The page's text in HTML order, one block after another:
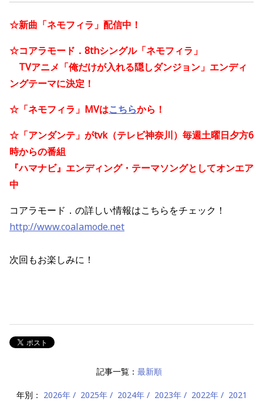
☆新曲 「ネモフィラ」配信中！
☆コアラモード．8thシングル「ネモフィラ」
TVアニメ「俺だけが入れる隠しダンジョン」エンディ
ングテーマに決定！
☆ 「ネモフィラ」MVはこちらから！
☆「アンダンテ」がtvk（テレビ神奈川）毎週土曜日夕方6
時からの番組
『ハマナビ』エンディング・テーマソングとしてオンエア
中
コアラモード．の詳しい情報はこちらをチェック！
http://www.coalamode.net
次回もお楽しみに！
記事一覧： 最新順
年別： 2026年 2025年 2024年 2023年 2022年
2021